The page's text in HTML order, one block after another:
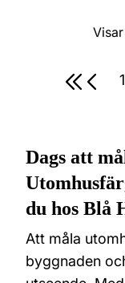
Visar
FörstaFörra1
Dags att
du hos Blå
Att måla
byggnaden